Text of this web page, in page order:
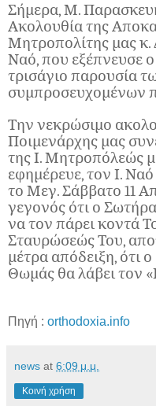
Σήμερα, Μ.
Ακολουθία της
Μητροπολίτης μας κ.
Ναό, που εξέπνευσε
τρισάγιο παρουσία
συμπροσευχομένων
Την νεκρώσιμο
Ποιμενάρχης μας
της Ι. Μητροπόλεώς
εφημέρευε, τον Ι.
το Μεγ. Σάββατο 11
γεγονός ότι ο
να τον πάρει κοντά
Σταυρώσεώς Του,
μέτρα απόδειξη, ότι
Θωμάς θα λάβει τον
Πηγή : orthodoxia.info
news at 6:09 μ.μ.
Κοινή χρήση